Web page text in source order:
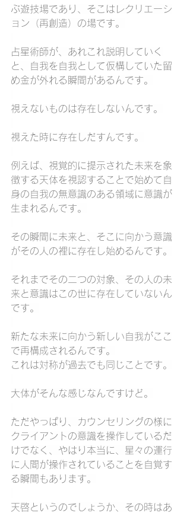
ぶ遊技場であり、そこはレクリエーシ
ョン（再創造）の場です。
占星術師が、あれこれ説明していく
と、自我を自我として仮構していた留
め金が外れる瞬間があるんです。
視えないものは存在しないんです。
視えた時に存在しだすんです。
例えば、視覚的に提示された未来を象
徴する天体を視認することで始めて自
身の自我の無意識のある領域に意識が
生まれるんです。
その瞬間に未来と、そこに向かう意識
がその人の裡に存在し始めるんです。
それまでその二つの対象、その人の未
来と意識はこの世に存在していないん
です。
新たな未来に向かう新しい自我がここ
で再構成されるんです。
これは対称が過去でも同じことです。
大体がそんな感じなんですけど。
ただやっぱり、カウンセリングの様に
クライアントの意識を操作しているだ
けでなく、やはり本当に、星々の運行
に人間が操作されていることを自覚す
る瞬間もあります。
天啓というのでしょうか、その時はあ